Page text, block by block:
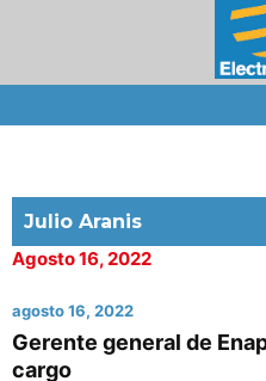
Julio Aranis
Agosto 16, 2022
agosto 16, 2022
Gerente general de
cargo